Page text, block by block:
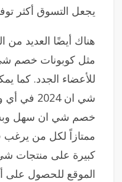
يجعل التسوق أكثر
هناك أيضًا العديد من
مثل كوبونات خصم
للأعضاء الجدد. كما
شي ان 2024
خصم شي ان سهل
ممتازاً لكل من
كبيرة على منتجات
الموقع للحصول